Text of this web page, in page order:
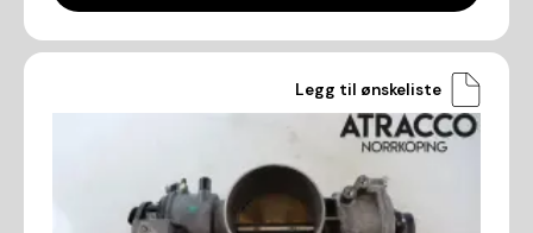
Legg til ønskeliste